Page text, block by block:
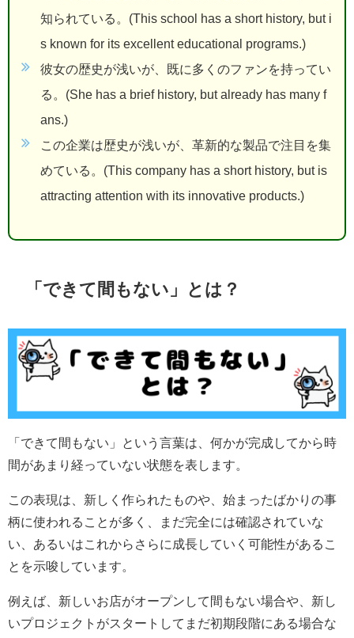
知られている。(This school has a short history, but i
s known for its excellent educational programs.)
彼女の歴史が浅いが、既に多くのファンを持ってい
る。(She has a brief history, but already has many f
ans.)
この企業は歴史が浅いが、革新的な製品で注目を集
めている。(This company has a short history, but is
attracting attention with its innovative products.)
「できて間もない」とは？
「できて間もない」という言葉は、何かが完成してから時
間があまり経っていない状態を表します。
この表現は、新しく作られたものや、始まったばかりの事
柄に使われることが多く、まだ完全には確認されていな
い、あるいはこれからさらに成長していく可能性があるこ
とを示唆しています。
例えば、新しいお店がオープンして間もない場合や、新し
いプロジェクトがスタートしてまだ初期段階にある場合な